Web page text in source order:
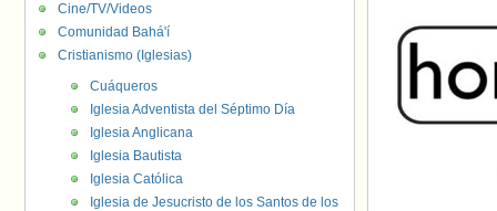
Cine/TV/Videos
Comunidad Bahá'í
Cristianismo (Iglesias)
Cuáqueros
Iglesia Adventista del Séptimo Día
Iglesia Anglicana
Iglesia Bautista
Iglesia Católica
Iglesia de Jesucristo de los Santos de los